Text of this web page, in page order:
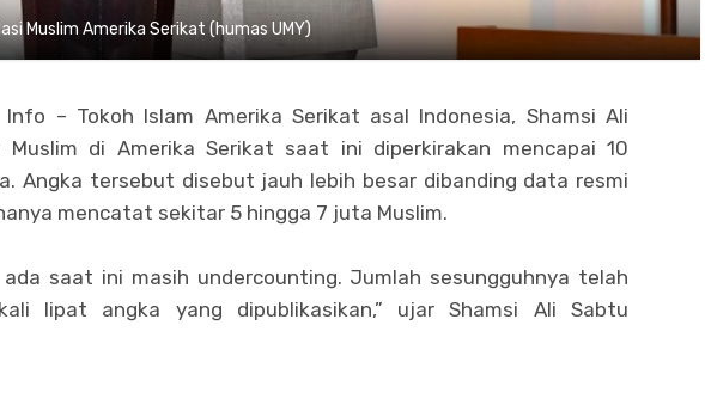
Muslim Amerika Serikat (humas UMY)
Info – Tokoh Islam Amerika Serikat asal Indonesia, Shamsi Ali
Muslim di Amerika Serikat saat ini diperkirakan mencapai 10
Angka tersebut disebut jauh lebih besar dibanding data resmi
mencatat sekitar 5 hingga 7 juta Muslim.
ada saat ini masih undercounting. Jumlah sesungguhnya telah
lipat angka yang dipublikasikan,” ujar Shamsi Ali Sabtu